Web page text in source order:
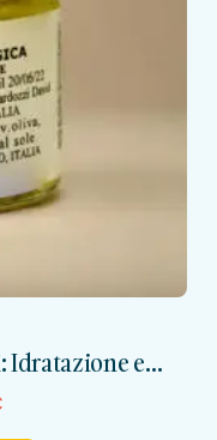
Idratazione e